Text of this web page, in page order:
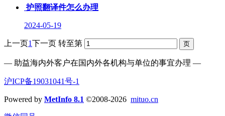
护照翻译件怎么办理
2024-05-19
上一页1下一页 转至第
— 助益海内外客户在国内外各机构与单位的事宜办理 —
沪ICP备19031041号-1
Powered by MetInfo 8.1 ©2008-2026 mituo.cn